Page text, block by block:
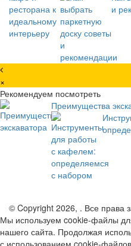
и
×
Рекомендуем посмотреть
Преимущества
© Copyright 2026, . Все права
Мы используем cookie-файлы
нашего сайта. Продолжая
с использованием cookie-файлов.